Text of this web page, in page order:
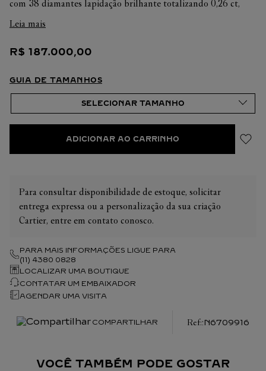
com 38 diamantes lapidação brilhante totalizando 0,26 ct,
Leia mais
R$ 187.000,00
GUIA DE TAMANHOS
ADICIONAR AO CARRINHO
Para consultar disponibilidade de estoque, solicitar
entrega expressa ou a personalização da sua criação
Cartier, entre em contato conosco.
PARA MAIS INFORMAÇÕES LIGUE PARA
(11) 4380 0828
LOCALIZAR UMA BOUTIQUE
CONTATAR UM EMBAIXADOR
AGENDAR UMA VISITA
COMPARTILHAR :N6709916
VOCÊ TAMBÉM PODE GOSTAR